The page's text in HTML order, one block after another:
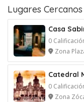
Lugares Cercanos
Casa
0
Zona
Catedral
0
Zona